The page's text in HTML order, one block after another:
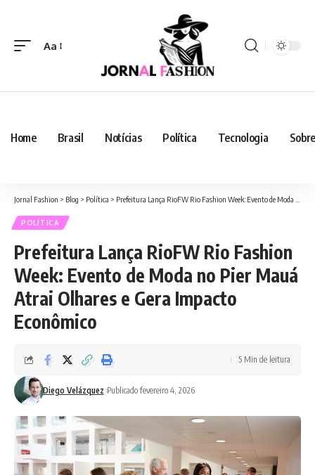
Aa
Home Brasil Notícias Política Tecnologia
Jornal Fashion > Blog > Política > Prefeitura Lança RioFW Rio Fashion Week: Evento de Moda no Pier Mauá Atrai Olhares e Gera Impacto Econômico
POLÍTICA
Prefeitura Lança RioFW Rio Fashion
Week: Evento de Moda no Pier Mauá
Atrai Olhares e Gera Impacto
Econômico
Diego Velázquez Publicado fevereiro 4, 2026
5 Min de leitura